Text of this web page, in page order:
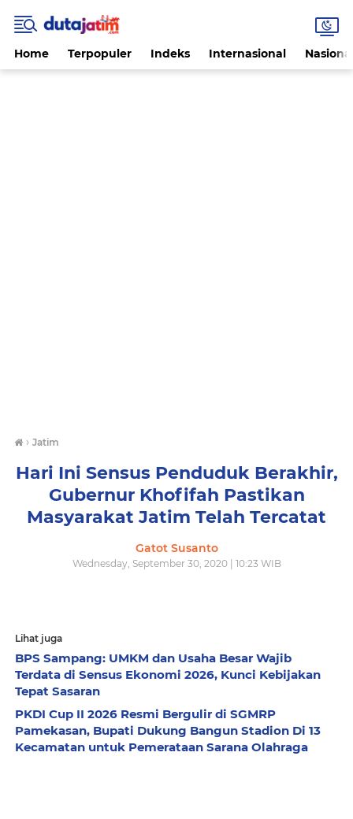
Home Terpopuler Indeks Internasional
› Jatim
Hari Ini Sensus Penduduk Berakhir,
Gubernur Khofifah Pastikan
Masyarakat Jatim Telah Tercatat
Gatot Susanto
Wednesday, September 30, 2020 | 10:23 WIB
Lihat juga
BPS Sampang: UMKM dan Usaha Besar Wajib
Terdata di Sensus Ekonomi 2026, Kunci Kebijakan
Tepat Sasaran
PKDI Cup II 2026 Resmi Bergulir di SGMRP
Pamekasan, Bupati Dukung Bangun Stadion Di 13
Kecamatan untuk Pemerataan Sarana Olahraga